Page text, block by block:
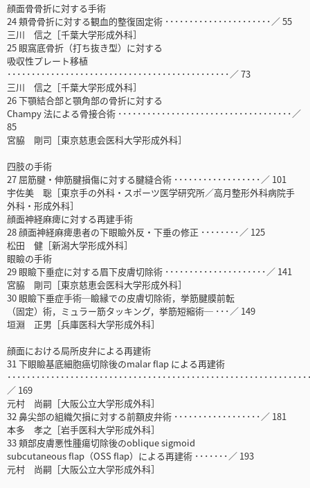
顔面骨骨折に対する手術
24 頬骨骨折に対する観血的整復固定術 ･･････････････････････／ 55
三川 信之［千葉大学形成外科］
25 眼窩底骨折（打ち抜き型）に対する
吸収性プレート移植
･･････････････････････････････････････････････／ 73
三川 信之［千葉大学形成外科］
26 下顎結合部と顎角部の骨折に対する
Champy 法による骨接合術 ････････････････････････････････････／
85
宮脇 剛司［東京慈恵会医科大学形成外科］
四肢の手術
27 屈筋腱・伸筋腱損傷に対する腱縫合術 ･･････････････････／ 101
宇佐美 聡［東京手の外科・スポーツ医学研究所／高月整形外科病院手
外科・形成外科］
顔面神経麻痺に対する再建手術
28 顔面神経麻痺患者の下眼瞼外反・下垂の修正 ････････／ 125
松田 健［新潟大学形成外科］
眼瞼の手術
29 眼瞼下垂症に対する眉下皮膚切除術 ･････････････････････／ 141
宮脇 剛司［東京慈恵会医科大学形成外科］
30 眼瞼下垂症手術─瞼縁での皮膚切除術，挙筋腱膜前転
（固定）術，ミュラー筋タッキング，挙筋短縮術─ ･･･／ 149
垣淵 正男［兵庫医科大学形成外科］
顔面における局所皮弁による再建術
31 下眼瞼基底細胞癌切除後のmalar flap による再建術
･････････････････････････････････････････････････････････････
／ 169
元村 尚嗣［大阪公立大学形成外科］
32 鼻尖部の組織欠損に対する前額皮弁術 ･･････････････････／ 181
本多 孝之［岩手医科大学形成外科］
33 頬部皮膚悪性腫瘍切除後のoblique sigmoid
subcutaneous flap（OSS flap）による再建術 ･･･････／ 193
元村 尚嗣［大阪公立大学形成外科］